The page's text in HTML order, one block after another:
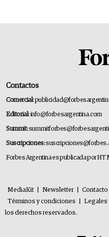
Contactos
Comercial:
Editorial:info@forbesargentina.com
Summit:
Suscripciones:
Forbes Argentina es publicada por HT
MediaKit Newsletter Contacto
Términos y condiciones
Legales
los derechos reservados.